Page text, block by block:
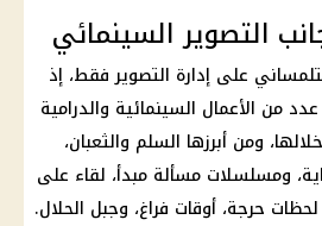
التصوير السينمائي
على إدارة التصوير فقط، إذ
من الأعمال السينمائية والدرامية
ومن أبرزها السلم والثعبان،
ومسلسلات مسألة مبدأ، لقاء على
حرجة، أوقات فراغ، وجبل الحلال.